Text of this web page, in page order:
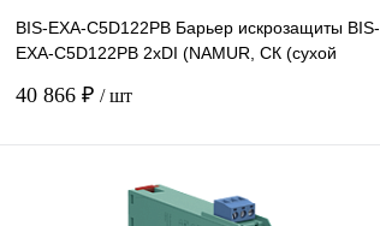
BIS-EXA-C5D122PB Барьер искрозащиты BIS-
EXA-C5D122PB 2хDI (NAMUR, СК (сухой
40 866 ₽ / шт
В корзину